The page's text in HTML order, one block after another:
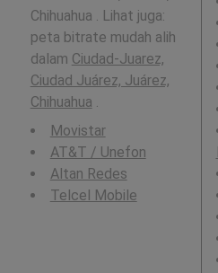
Chihuahua . Lihat juga:
peta bitrate mudah alih
dalam Ciudad-Juarez,
Ciudad Juárez, Juárez,
Chihuahua .
Movistar
AT&T / Unefon
Altan Redes
Telcel Mobile